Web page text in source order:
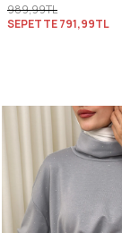
989,99TL
SEPETTE791,99TL